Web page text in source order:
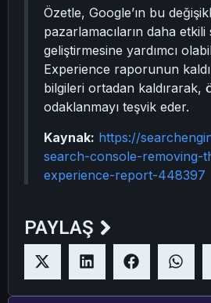
Özetle, Google’ın bu
pazarlamacıların daha
geliştirmesine yardımcı
Experience raporunun
bilgileri ortadan kaldırarak,
odaklanmayı teşvik eder.
Kaynak: https://
search-console-removing-
experience-report-448397
PAYLAŞ